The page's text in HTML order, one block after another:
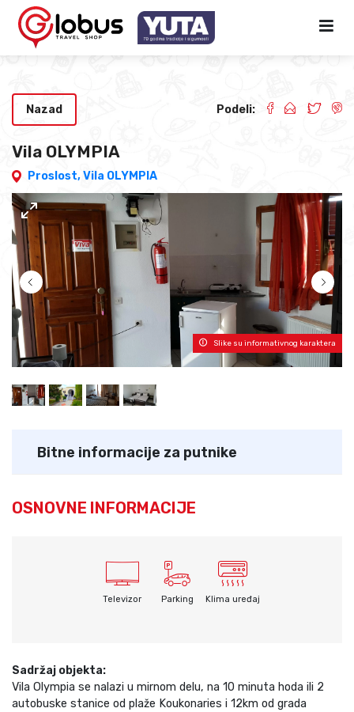
Vila OLYMPIA
Proslost,Vila OLYMPIA
Nazad Podeli:
Slike su informativnog karaktera
Bitne informacije za putnike
OSNOVNE INFORMACIJE
Televizor Parking Klima uređaj
Sadržaj objekta:
Vila Olympia se nalazi u mirnom delu, na 10 minuta hoda ili 2
autobuske stanice od plaže Koukonaries i 12km od grada